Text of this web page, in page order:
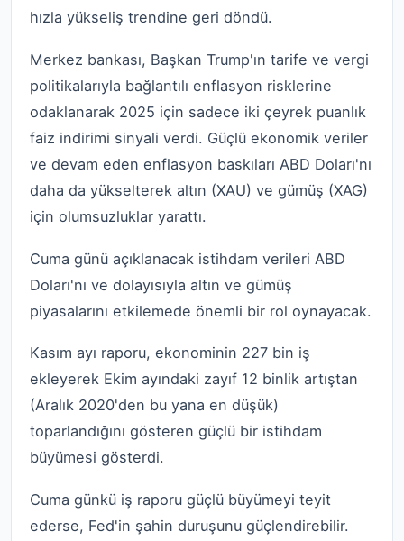
hızla yükseliş trendine geri döndü.
Merkez bankası, Başkan Trump'ın tarife ve vergi
politikalarıyla bağlantılı enflasyon risklerine
odaklanarak 2025 için sadece iki çeyrek puanlık
faiz indirimi sinyali verdi. Güçlü ekonomik veriler
ve devam eden enflasyon baskıları ABD Doları'nı
daha da yükselterek altın (XAU) ve gümüş (XAG)
için olumsuzluklar yarattı.
Cuma günü açıklanacak istihdam verileri ABD
Doları'nı ve dolayısıyla altın ve gümüş
piyasalarını etkilemede önemli bir rol oynayacak.
Kasım ayı raporu, ekonominin 227 bin iş
ekleyerek Ekim ayındaki zayıf 12 binlik artıştan
(Aralık 2020'den bu yana en düşük)
toparlandığını gösteren güçlü bir istihdam
büyümesi gösterdi.
Cuma günkü iş raporu güçlü büyümeyi teyit
ederse, Fed'in şahin duruşunu güçlendirebilir.